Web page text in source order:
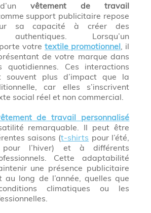
vêtement de travail
support publicitaire repose
sa capacité à créer des
authentiques. Lorsqu’un
votretextile promotionnel, il
de votre marque dans
quotidiennes. Ces interactions
souvent plus d’impact que la
car elles s’inscrivent
social réel et non commercial.
de travail personnalisé
remarquable. Il peut être
saisons (t-shirts pour l’été,
l’hiver) et à différents
Cette adaptabilité
une présence publicitaire
au long de l’année, quelles que
climatiques ou les